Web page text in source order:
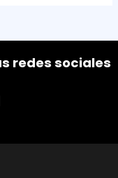
redes sociales